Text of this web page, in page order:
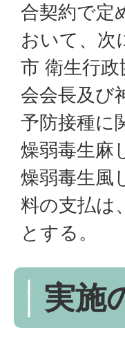
合契約で定
おいて、次
市 衛生行
会会長及び
予防接種に
燥弱毒生麻
燥弱毒生風
料の支払は
とする。
実施